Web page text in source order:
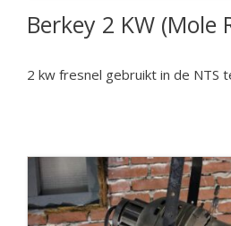
Berkey 2 KW (Mole
2 kw fresnel gebruikt in de NTS